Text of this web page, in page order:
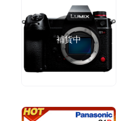
補貨中